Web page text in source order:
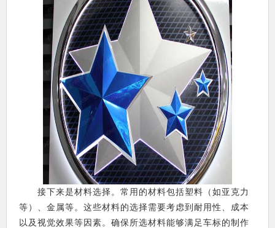
接下来是材料选择。常用的材料包括塑料（如亚克力
等）、金属等。这些材料的选择需要考虑到耐用性、成本
以及视觉效果等因素。确保所选材料能够满足车标的制作